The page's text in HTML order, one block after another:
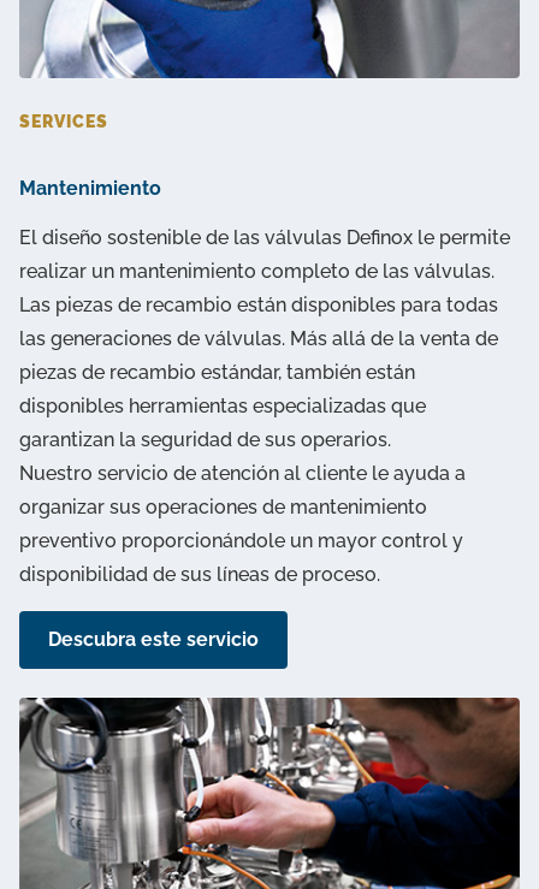
SERVICES
Mantenimiento
El diseño sostenible de las válvulas Definox le permite
realizar un mantenimiento completo de las válvulas.
Las piezas de recambio están disponibles para todas
las generaciones de válvulas. Más allá de la venta de
piezas de recambio estándar, también están
disponibles herramientas especializadas que
garantizan la seguridad de sus operarios.
Nuestro servicio de atención al cliente le ayuda a
organizar sus operaciones de mantenimiento
preventivo proporcionándole un mayor control y
disponibilidad de sus líneas de proceso.
Descubra este servicio